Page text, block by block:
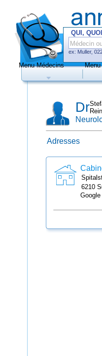
QUI,
ex: Muller,
de
Menu Médecins
Dr
Adresses
6210
Google